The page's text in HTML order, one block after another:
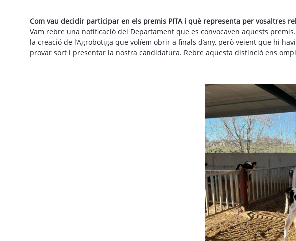
Com vau decidir participar en els premis PITA i què representa per vosaltres
Vam rebre una notificació del Departament que es convocaven aquests
la creació de l’Agrobotiga que volíem obrir a finals d’any, però veient que hi
provar sort i presentar la nostra candidatura. Rebre aquesta distinció ens